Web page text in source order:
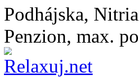
Podhájska,
Penzion, max.